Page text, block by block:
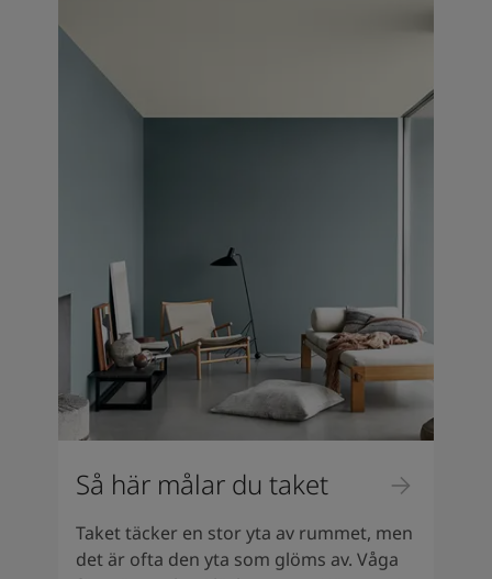
Så här målar du taket
Taket täcker en stor yta av rummet, men
det är ofta den yta som glöms av. Våga